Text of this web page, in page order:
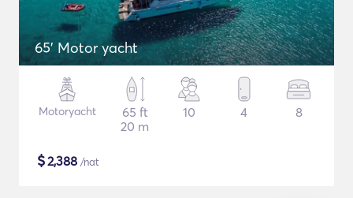
65' Motor yacht
Motoryacht
65 ft
20 m
10 4 8
$2,388 /nat